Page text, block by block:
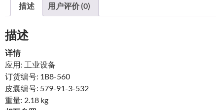
描述 用户评价 (0)
描述
详情
应用: 工业设备
订货编号: 1B8-560
皮囊编号: 579-91-3-532
重量: 2.18 kg